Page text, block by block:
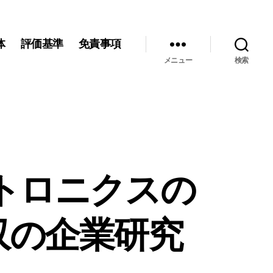
評価基準 免責事項
メニュー 検索
ロニクスの
企業研究